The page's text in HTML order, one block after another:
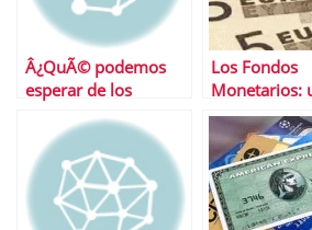
Â¿QuÃ© podemos
esperar de los
semana?
Los Fondos
Monetarios:
negocio solo
gestora